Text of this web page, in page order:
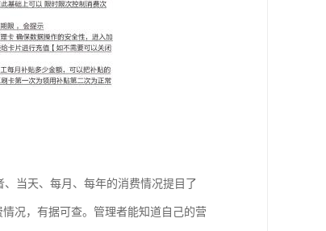
当天、每月、每年的消费情况提目了
况，有据可查。管理者能知道自己的营